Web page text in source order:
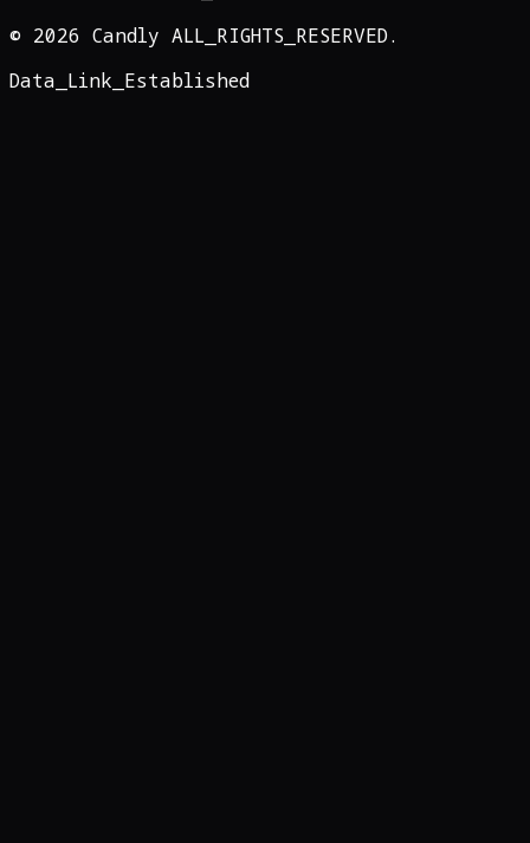
© 2026 Candly ALL_RIGHTS_RESERVED.
Data_Link_Established